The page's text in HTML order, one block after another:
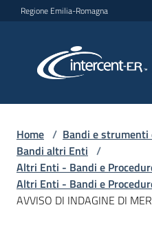
Vai al contenuto
Vai alla navigazione
Vai al footer
Regione Emilia-Romagna
per lo
L'Agenzia
Home / Bandi e
Bandi altri Enti /
Altri Enti - Bandi e
Altri Enti - Bandi e
AVVISO DI INDAGINE DI